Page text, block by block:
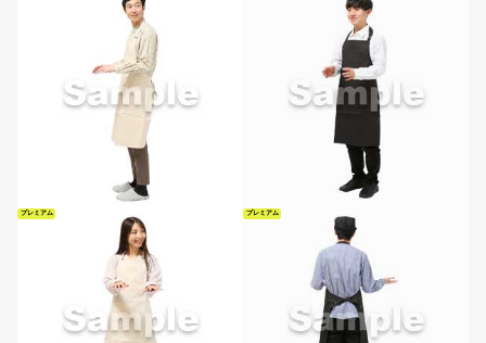
プレミアム プレミアム